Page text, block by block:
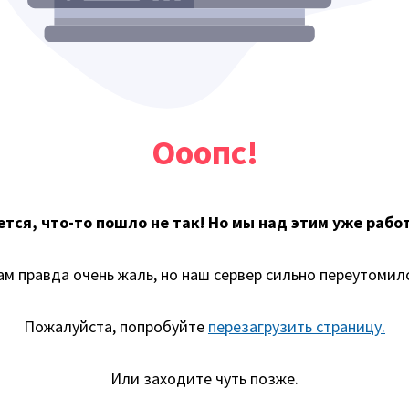
Ооопс!
что-то пошло не так! Но мы над этим уже
правда очень жаль, но наш сервер сильно
Пожалуйста, попробуйте перезагрузить страницу.
Или заходите чуть позже.